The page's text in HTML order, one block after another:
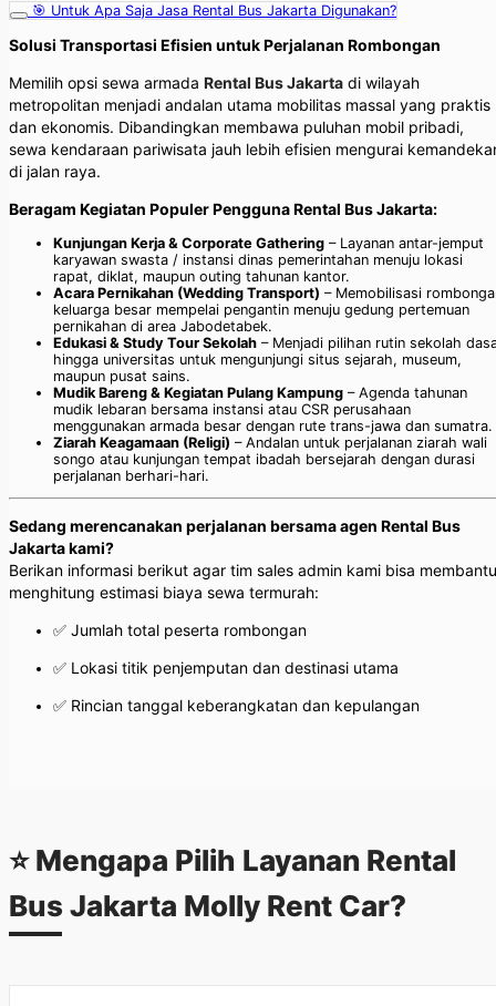
🎯 Untuk Apa Saja Jasa Rental Bus Jakarta Digunakan?
Solusi Transportasi Efisien untuk Perjalanan Rombongan
Memilih opsi sewa armada Rental Bus Jakarta di wilayah
metropolitan menjadi andalan utama mobilitas massal yang praktis
dan ekonomis. Dibandingkan membawa puluhan mobil pribadi,
sewa kendaraan pariwisata jauh lebih efisien mengurai
di jalan raya.
Beragam Kegiatan Populer Pengguna Rental Bus Jakarta:
Kunjungan Kerja & Corporate Gathering – Layanan antar-jemput
karyawan swasta / instansi dinas pemerintahan menuju lokasi
rapat, diklat, maupun outing tahunan kantor.
Acara Pernikahan (Wedding Transport) – Memobilisasi
keluarga besar mempelai pengantin menuju gedung pertemuan
pernikahan di area Jabodetabek.
Edukasi & Study Tour Sekolah – Menjadi pilihan rutin sekolah
hingga universitas untuk mengunjungi situs sejarah, museum,
maupun pusat sains.
Mudik Bareng & Kegiatan Pulang Kampung – Agenda tahunan
mudik lebaran bersama instansi atau CSR perusahaan
menggunakan armada besar dengan rute trans-jawa dan sumatra.
Ziarah Keagamaan (Religi) – Andalan untuk perjalanan ziarah wali
songo atau kunjungan tempat ibadah bersejarah dengan durasi
perjalanan berhari-hari.
Sedang merencanakan perjalanan bersama agen Rental Bus
Jakarta kami?
Berikan informasi berikut agar tim sales admin kami bisa membantu
menghitung estimasi biaya sewa termurah:
✅ Jumlah total peserta rombongan
✅ Lokasi titik penjemputan dan destinasi utama
✅ Rincian tanggal keberangkatan dan kepulangan
⭐ Mengapa Pilih Layanan Rental
Bus Jakarta Molly Rent Car?